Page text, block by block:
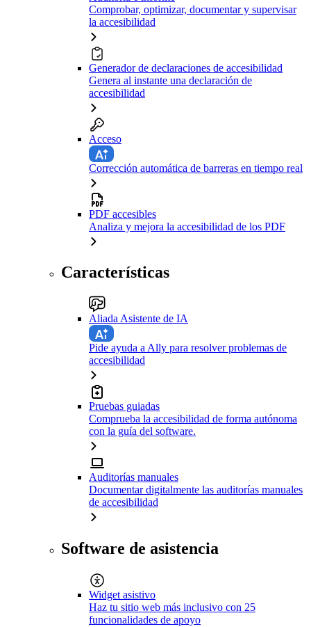
Comprobar, optimizar, documentar y supervisar
la accesibilidad
Generador de declaraciones de accesibilidad
Genera al instante una declaración de
accesibilidad
Acceso
Corrección automática de barreras en tiempo real
PDF accesibles
Analiza y mejora la accesibilidad de los PDF
Características
Aliada Asistente de IA
Pide ayuda a Ally para resolver problemas de
accesibilidad
Pruebas guiadas
Comprueba la accesibilidad de forma autónoma
con la guía del software.
Auditorías manuales
Documentar digitalmente las auditorías manuales
de accesibilidad
Software de asistencia
Widget asistivo
Haz tu sitio web más inclusivo con 25
funcionalidades de apoyo